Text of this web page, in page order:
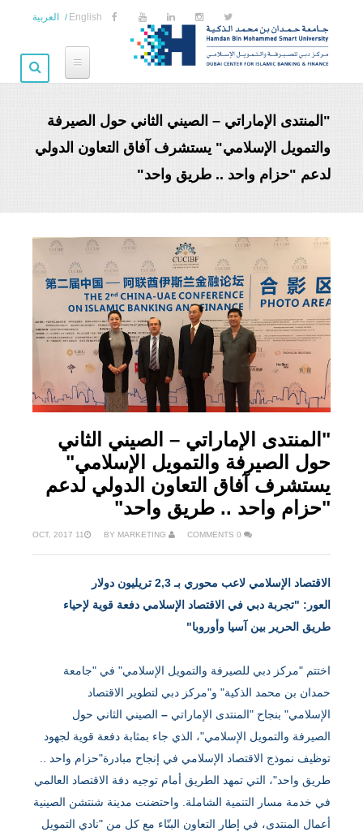
العربية English
"المنتدى الإماراتي – الصيني الثاني حول الصيرفة
والتمويل الإسلامي" يستشرف آفاق التعاون الدولي
لدعم "حزام واحد .. طريق واحد"
"المنتدى الإماراتي – الصيني الثاني
حول الصيرفة والتمويل الإسلامي"
يستشرف آفاق التعاون الدولي لدعم
"حزام واحد .. طريق واحد"
11 OCT, 2017 MARKETING 0 COMMENTS
الاقتصاد الإسلامي لاعب محوري بـ2,3 تريليون دولار
العور: "تجربة دبي في الاقتصاد الإسلامي دفعة قوية لإحياء
طريق الحرير بين آسيا وأوروبا"
اختتم "مركز دبي للصيرفة والتمويل الإسلامي" في "جامعة
حمدان بن محمد الذكية" و"مركز دبي لتطوير الاقتصاد
الإسلامي" بنجاح "المنتدى الإماراتي – الصيني الثاني حول
الصيرفة والتمويل الإسلامي"، الذي جاء بمثابة دفعة قوية لجهود
توظيف نموذج الاقتصاد الإسلامي في إنجاح مبادرة"حزام واحد ..
طريق واحد"، التي تمهد الطريق أمام توجيه دفة الاقتصاد العالمي
في خدمة مسار التنمية الشاملة. واحتضنت مدينة شنتشن الصينية
أعمال المنتدى، في إطار التعاون البنّاء مع كل من "نادي التمويل